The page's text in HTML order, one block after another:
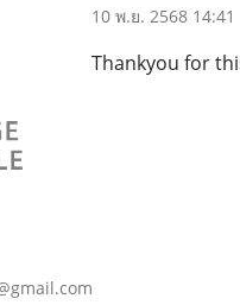
10 พ.ย. 2568 14:41
Thankyou for